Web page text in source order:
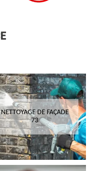
NETTOYAGE DE FAÇADE
73